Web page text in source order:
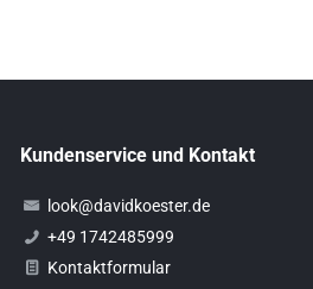
Kundenservice und Kontakt
look@davidkoester.de
+49 1742485999
Kontaktformular